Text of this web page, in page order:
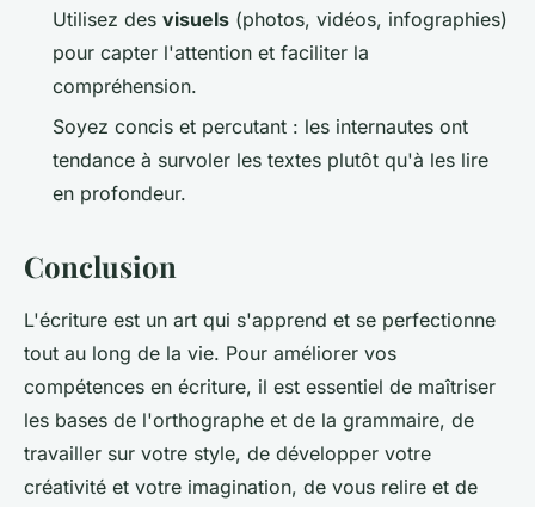
Utilisez des visuels (photos, vidéos, infographies)
pour capter l'attention et faciliter la
compréhension.
Soyez concis et percutant : les internautes ont
tendance à survoler les textes plutôt qu'à les lire
en profondeur.
Conclusion
L'écriture est un art qui s'apprend et se perfectionne
tout au long de la vie. Pour améliorer vos
compétences en écriture, il est essentiel de maîtriser
les bases de l'orthographe et de la grammaire, de
travailler sur votre style, de développer votre
créativité et votre imagination, de vous relire et de